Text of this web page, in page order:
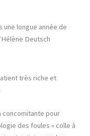
une longue année de
Deutsch
très riche et
concomitante pour
des foules » colle à